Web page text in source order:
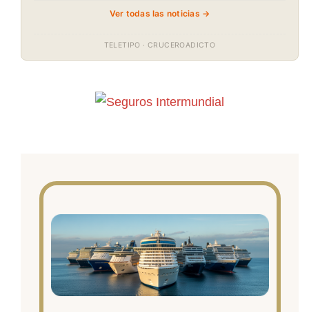
Ver todas las noticias →
TELETIPO · CRUCEROADICTO